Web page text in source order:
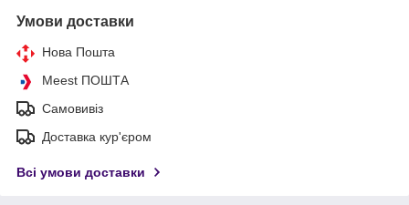
Умови доставки
Нова Пошта
Meest ПОШТА
Самовивіз
Доставка кур'єром
Всі умови доставки